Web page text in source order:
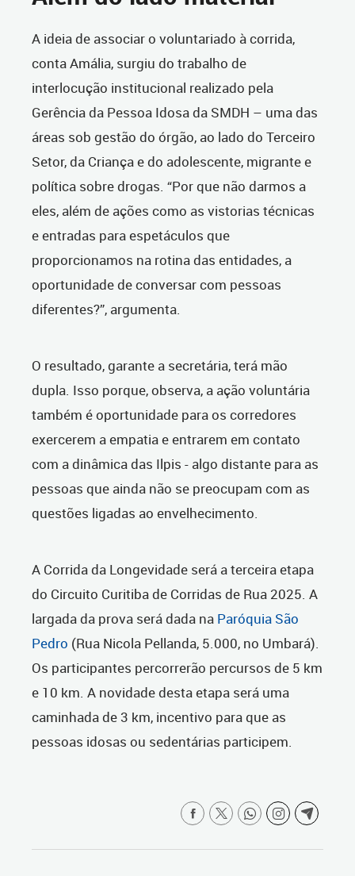
A ideia de associar o voluntariado à corrida,
conta Amália, surgiu do trabalho de
interlocução institucional realizado pela
Gerência da Pessoa Idosa da SMDH – uma das
áreas sob gestão do órgão, ao lado do Terceiro
Setor, da Criança e do adolescente, migrante e
política sobre drogas. “Por que não darmos a
eles, além de ações como as vistorias técnicas
e entradas para espetáculos que
proporcionamos na rotina das entidades, a
oportunidade de conversar com pessoas
diferentes?”, argumenta.
O resultado, garante a secretária, terá mão
dupla. Isso porque, observa, a ação voluntária
também é oportunidade para os corredores
exercerem a empatia e entrarem em contato
com a dinâmica das Ilpis - algo distante para as
pessoas que ainda não se preocupam com as
questões ligadas ao envelhecimento.
A Corrida da Longevidade será a terceira etapa
do Circuito Curitiba de Corridas de Rua 2025. A
largada da prova será dada na Paróquia São
Pedro (Rua Nicola Pellanda, 5.000, no Umbará).
Os participantes percorrerão percursos de 5 km
e 10 km. A novidade desta etapa será uma
caminhada de 3 km, incentivo para que as
pessoas idosas ou sedentárias participem.